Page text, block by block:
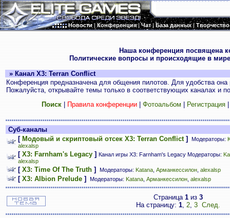
Новости|Конференция|Чат|База данных|Творчество
Наша конференция посвящена
Политические вопросы и происходящие в
» Канал X3: Terran Conflict
Конференция предназначена для общения пилотов. Для удобства
Пожалуйста, открывайте темы только в соответствующих каналах и
Поиск| Правила конференции| Фотоальбом Регистрация
Суб-каналы
[ Модовый и скриптовый отсек X3: Terran Conflict] Модераторы:
alexalsp
[ X3: Farnham's Legacy ] Канал игры X3: Farnham's Legacy Модераторы:
alexalsp
[ X3: Time Of The Truth ] Модераторы: Katana Арманкессилон alexalsp
[ X3: Albion Prelude ] Модераторы: Katana Арманкессилон alexalsp
Страница 1 из 3
На страницу: 1, 2, 3 След.